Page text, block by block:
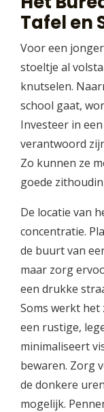
Tafel en
Voor een
stoeltje al
knutselen.
school gaat,
Investeer in
verantwoord
Zo kunnen ze
goede
De locatie van
concentratie.
de buurt van
maar zorg
een drukke
Soms werkt
een rustige,
minimaliseert
bewaren. Zorg
de donkere
mogelijk.